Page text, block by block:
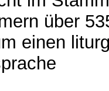
über
einen